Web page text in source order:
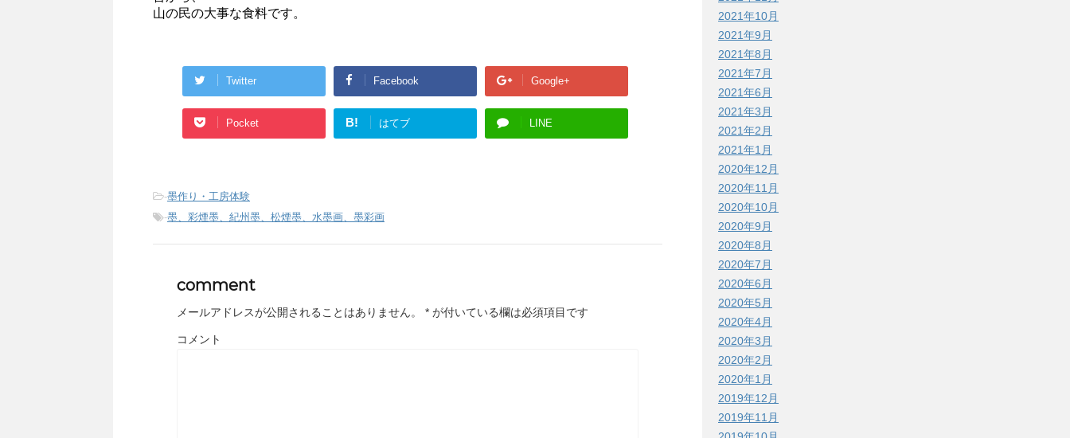
山の民の大事な食料です。
Twitter Facebook Google+
Pocket B! はてブ LINE
-墨作り・工房体験
-墨、彩煙墨、紀州墨、松煙墨、水墨画、墨彩画
comment
メールアドレスが公開されることはありません。 * が付いている欄は必須項目です
コメント
2021年10月
2021年9月
2021年8月
2021年7月
2021年6月
2021年3月
2021年2月
2021年1月
2020年12月
2020年11月
2020年10月
2020年9月
2020年8月
2020年7月
2020年6月
2020年5月
2020年4月
2020年3月
2020年2月
2020年1月
2019年12月
2019年11月